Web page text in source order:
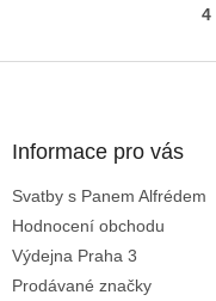
4
Informace pro vás
Svatby s Panem Alfrédem
Hodnocení obchodu
Výdejna Praha 3
Prodávané značky